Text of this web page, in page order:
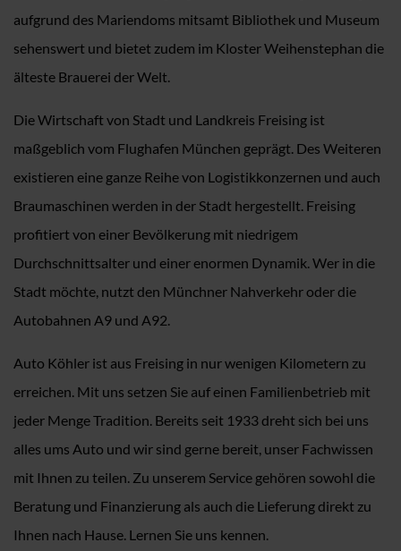
aufgrund des Mariendoms mitsamt Bibliothek und Museum
sehenswert und bietet zudem im Kloster Weihenstephan die
älteste Brauerei der Welt.
Die Wirtschaft von Stadt und Landkreis Freising ist
maßgeblich vom Flughafen München geprägt. Des Weiteren
existieren eine ganze Reihe von Logistikkonzernen und auch
Braumaschinen werden in der Stadt hergestellt. Freising
profitiert von einer Bevölkerung mit niedrigem
Durchschnittsalter und einer enormen Dynamik. Wer in die
Stadt möchte, nutzt den Münchner Nahverkehr oder die
Autobahnen A9 und A92.
Auto Köhler ist aus Freising in nur wenigen Kilometern zu
erreichen. Mit uns setzen Sie auf einen Familienbetrieb mit
jeder Menge Tradition. Bereits seit 1933 dreht sich bei uns
alles ums Auto und wir sind gerne bereit, unser Fachwissen
mit Ihnen zu teilen. Zu unserem Service gehören sowohl die
Beratung und Finanzierung als auch die Lieferung direkt zu
Ihnen nach Hause. Lernen Sie uns kennen.